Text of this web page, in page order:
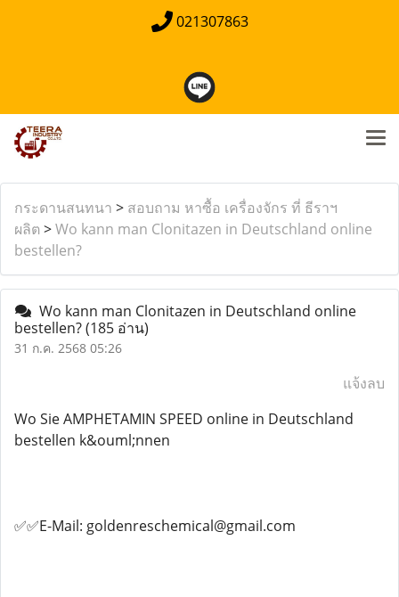
021307863
กระดานสนทนา > สอบถาม หาซื้อ เครื่องจักร ที่ ธีราฯ
ผลิต >Wo kann man Clonitazen in Deutschland online
bestellen?
Wo kann man Clonitazen in Deutschland online
bestellen?(185 อ่าน)
31 ก.ค. 2568 05:26
แจ้งลบ
Wo Sie AMPHETAMIN SPEED online in Deutschland
bestellen k&ouml;nnen
✅✅E-Mail: goldenreschemical@gmail.com